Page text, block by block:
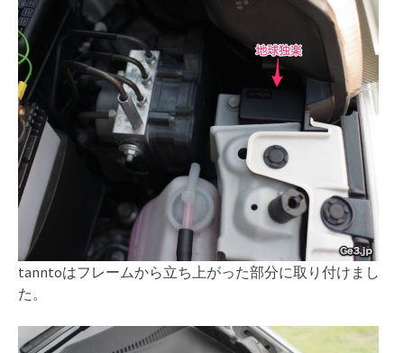
tanntoはフレームから立ち上がった部分に取り付けまし
た。